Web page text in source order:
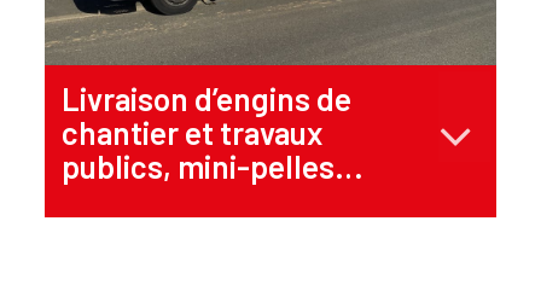
Livraison d’engins de
chantier et travaux
publics, mini-pelles…